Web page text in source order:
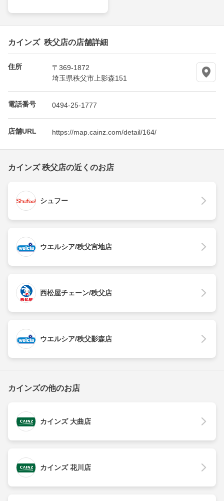
カインズ 秩父店の店舗詳細
住所
〒369-1872
埼玉県秩父市上影森151
電話番号 0494-25-1777
店舗URL https://map.cainz.com/detail/164/
カインズ 秩父店の近くのお店
シュフー
ウエルシア/秩父宮地店
西松屋チェーン/秩父店
ウエルシア/秩父影森店
カインズの他のお店
カインズ 大曲店
カインズ 花川店